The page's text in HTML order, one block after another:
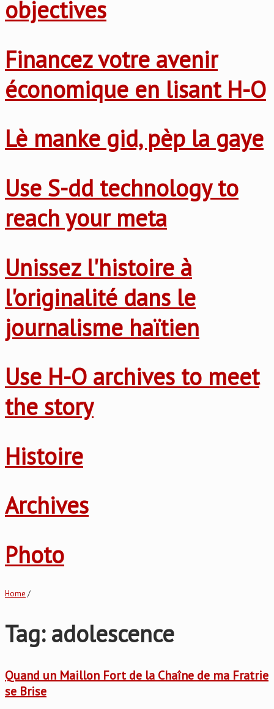
objectives
Financez votre avenir
économique en lisant H-O
Lè manke gid, pèp la gaye
Use S-dd technology to
reach your meta
Unissez l'histoire à
l'originalité dans le
journalisme haïtien
Use H-O archives to meet
the story
Histoire
Archives
Photo
Home /
Tag: adolescence
Quand un Maillon Fort de la Chaîne de ma Fratrie
se Brise